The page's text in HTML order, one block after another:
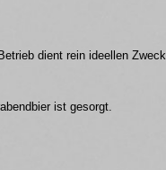
dient rein ideellen
ist gesorgt.